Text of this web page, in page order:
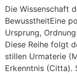
Die Wissenschaft
BewusstheitEine
Ursprung,
Diese Reihe folgt
stillen Urmaterie
Erkenntnis (Citta).